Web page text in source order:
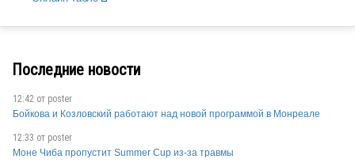
Последние новости
12:42 от poster
Бойкова и Козловский работают над новой программой в Монреале
12:33 от poster
Моне Чиба пропустит Summer Cup из-за травмы